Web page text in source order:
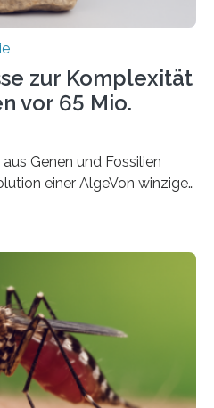
zur Komplexität
vor 65 Mio.
Genen und Fossilien
einer AlgeVon winzigen
komplexesten
von Millionen Jahren
sticht eine Gruppe heraus,
vorkommt: die
Einige Arten
dichte Geflechte
Was auffällig ist: Die